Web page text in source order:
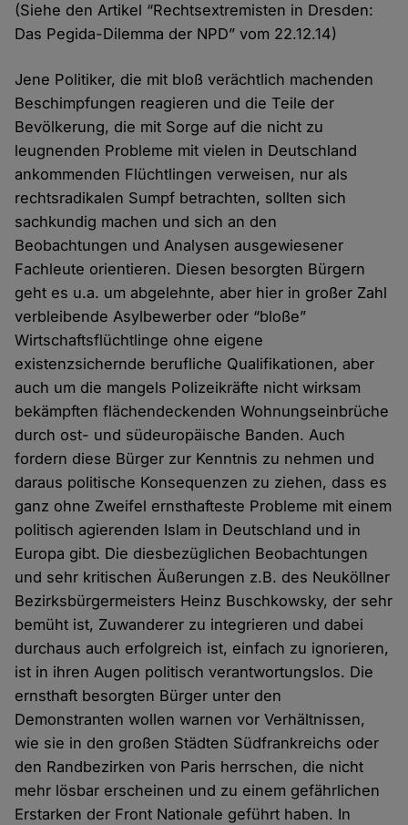
(Siehe den Artikel “Rechtsextremisten in Dresden:
Das Pegida-Dilemma der NPD” vom 22.12.14)
Jene Politiker, die mit bloß verächtlich machenden
Beschimpfungen reagieren und die Teile der
Bevölkerung, die mit Sorge auf die nicht zu
leugnenden Probleme mit vielen in Deutschland
ankommenden Flüchtlingen verweisen, nur als
rechtsradikalen Sumpf betrachten, sollten sich
sachkundig machen und sich an den
Beobachtungen und Analysen ausgewiesener
Fachleute orientieren. Diesen besorgten Bürgern
geht es u.a. um abgelehnte, aber hier in großer Zahl
verbleibende Asylbewerber oder “bloße”
Wirtschaftsflüchtlinge ohne eigene
existenzsichernde berufliche Qualifikationen, aber
auch um die mangels Polizeikräfte nicht wirksam
bekämpften flächendeckenden Wohnungseinbrüche
durch ost- und südeuropäische Banden. Auch
fordern diese Bürger zur Kenntnis zu nehmen und
daraus politische Konsequenzen zu ziehen, dass es
ganz ohne Zweifel ernsthafteste Probleme mit einem
politisch agierenden Islam in Deutschland und in
Europa gibt. Die diesbezüglichen Beobachtungen
und sehr kritischen Äußerungen z.B. des Neuköllner
Bezirksbürgermeisters Heinz Buschkowsky, der sehr
bemüht ist, Zuwanderer zu integrieren und dabei
durchaus auch erfolgreich ist, einfach zu ignorieren,
ist in ihren Augen politisch verantwortungslos. Die
ernsthaft besorgten Bürger unter den
Demonstranten wollen warnen vor Verhältnissen,
wie sie in den großen Städten Südfrankreichs oder
den Randbezirken von Paris herrschen, die nicht
mehr lösbar erscheinen und zu einem gefährlichen
Erstarken der Front Nationale geführt haben. In